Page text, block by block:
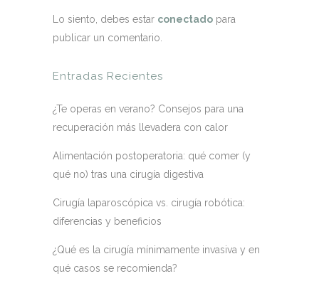
Lo siento, debes estar conectado para
publicar un comentario.
Entradas Recientes
¿Te operas en verano? Consejos para una
recuperación más llevadera con calor
Alimentación postoperatoria: qué comer (y
qué no) tras una cirugía digestiva
Cirugía laparoscópica vs. cirugía robótica:
diferencias y beneficios
¿Qué es la cirugía mínimamente invasiva y en
qué casos se recomienda?